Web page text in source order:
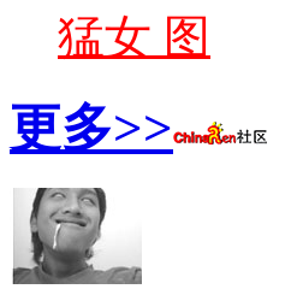
猛女 图
更多>>